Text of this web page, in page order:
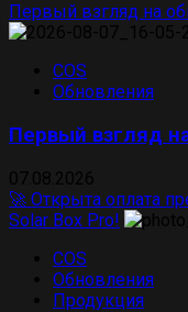
Первый взгляд на
COS
Обновления
Первый взгляд
🚀 Открыта оплата
Solar Box Pro!
COS
Обновления
Продукция